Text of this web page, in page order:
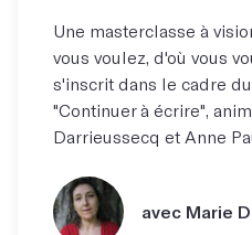
Une masterclasse à
vous voulez, d'où vous
s'inscrit dans le cadre
"Continuer à écrire",
Darrieussecq et Anne
avec Marie